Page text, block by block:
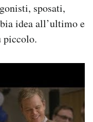
sposati,
idea all’ultimo e
piccolo.